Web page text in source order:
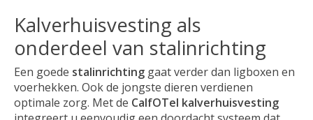
Kalverhuisvesting als
onderdeel van stalinrichting
Een goede stalinrichting gaat verder dan ligboxen en
voerhekken. Ook de jongste dieren verdienen
optimale zorg. Met de CalfOTel kalverhuisvesting